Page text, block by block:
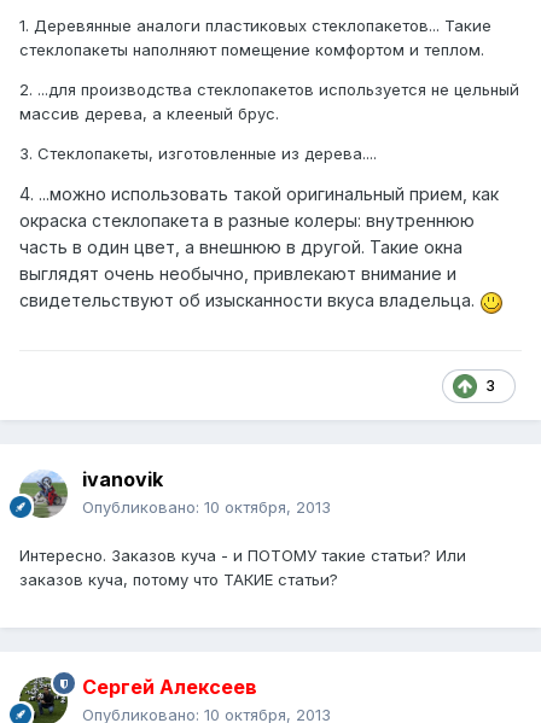
1. Деревянные аналоги пластиковых стеклопакетов... Такие
стеклопакеты наполняют помещение комфортом и теплом.
2. ...для производства стеклопакетов используется не цельный
массив дерева, а клееный брус.
3. Стеклопакеты, изготовленные из дерева....
4. ...можно использовать такой оригинальный прием, как
окраска стеклопакета в разные колеры: внутреннюю
часть в один цвет, а внешнюю в другой. Такие окна
выглядят очень необычно, привлекают внимание и
свидетельствуют об изысканности вкуса владельца.
3
ivanovik
Опубликовано: 10 октября, 2013
Интересно. Заказов куча - и ПОТОМУ такие статьи? Или
заказов куча, потому что ТАКИЕ статьи?
Сергей Алексеев
Опубликовано: 10 октября, 2013